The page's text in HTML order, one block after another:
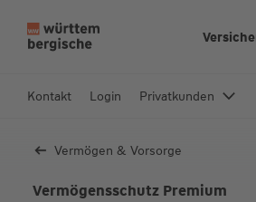
InKontakt Login Privatkunden
Vermögen & Vorsorge
Vermögens­schutz Premium